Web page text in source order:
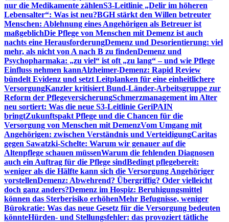
nur die Medikamente zählenS3-Leitlinie „Delir im höheren
Lebensalter“: Was ist neu?BGH stärkt den Willen betreuter
Menschen: Ablehnung eines Angehörigen als Betreuer ist
maßgeblichDie Pflege von Menschen mit Demenz ist auch
nachts eine HerausforderungDemenz und Desorientierung: viel
mehr, als nicht von A nach B zu findenDemenz und
Psychopharmaka: „zu viel“ ist oft „zu lang“ – und wie Pflege
Einfluss nehmen kannAlzheimer-Demenz: Rapid Review
bündelt Evidenz und setzt Leitplanken für eine einheitlichere
VersorgungKanzler kritisiert Bund-Länder-Arbeitsgruppe zur
Reform der PflegeversicherungSchmerzmanagement im Alter
neu sortiert: Was die neue S3-Leitlinie GeriPAIN
bringtZukunftspakt Pflege und die Chancen für die
Versorgung von Menschen mit DemenzVom Umgang mit
Angehörigen: zwischen Verständnis und VerteidigungCaritas
gegen Sawatzki-Schelte: Warum wir genauer auf die
Altenpflege schauen müssenWarum die fehlenden Diagnosen
auch ein Auftrag für die Pflege sindBedingt pflegebereit:
weniger als die Hälfte kann sich die Versorgung Angehöriger
vorstellenDemenz: Abwehrend? Übergriffig? Oder vielleicht
doch ganz anders?Demenz im Hospiz: Beruhigungsmittel
können das Sterberisiko erhöhenMehr Befugnisse, weniger
Bürokratie: Was das neue Gesetz für die Versorgung bedeuten
könnteHürden- und Stellungsfehler: das provoziert tätliche